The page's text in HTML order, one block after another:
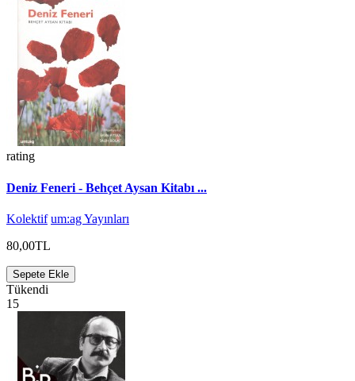
rating
Deniz Feneri - Behçet Aysan Kitabı ...
Kolektif um:ag Yayınları
80,00TL
Sepete Ekle
Tükendi
15